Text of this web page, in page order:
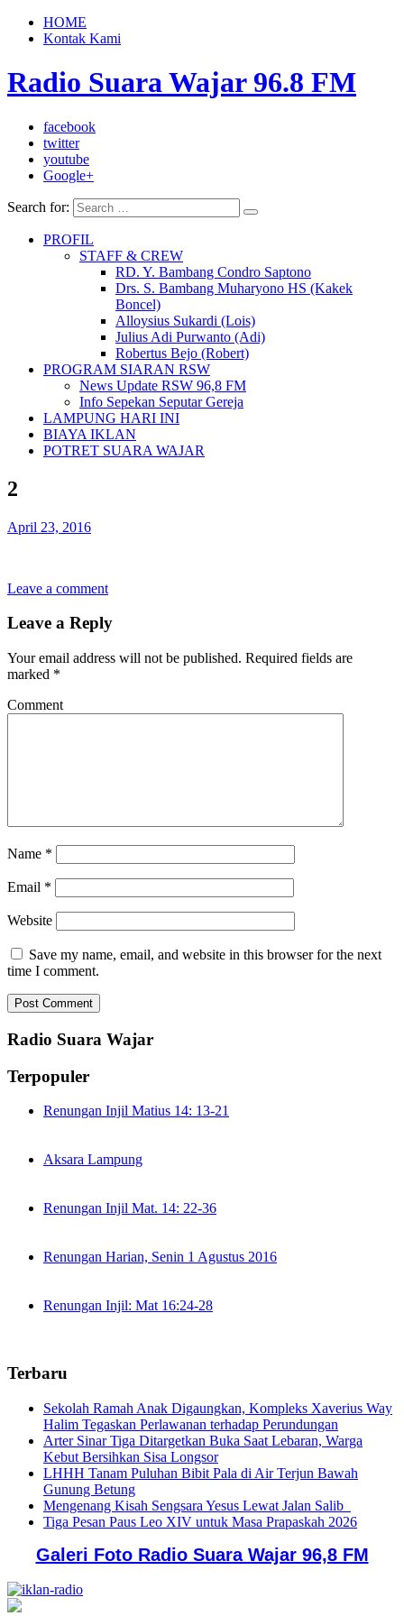
HOME
Kontak Kami
Radio Suara Wajar 96.8 FM
facebook
twitter
youtube
Google+
Search for:
PROFIL
STAFF & CREW
RD. Y. Bambang Condro Saptono
Drs. S. Bambang Muharyono HS (Kakek
Boncel)
Alloysius Sukardi (Lois)
Julius Adi Purwanto (Adi)
Robertus Bejo (Robert)
PROGRAM SIARAN RSW
News Update RSW 96,8 FM
Info Sepekan Seputar Gereja
LAMPUNG HARI INI
BIAYA IKLAN
POTRET SUARA WAJAR
2
April 23, 2016
Leave a comment
Leave a Reply
Your email address will not be published. Required fields are
marked *
Comment
Name *
Email *
Website
Save my name, email, and website in this browser for the next
time I comment.
Radio Suara Wajar
Terpopuler
Renungan Injil Matius 14: 13-21
Aksara Lampung
Renungan Injil Mat. 14: 22-36
Renungan Harian, Senin 1 Agustus 2016
Renungan Injil: Mat 16:24-28
Terbaru
Sekolah Ramah Anak Digaungkan, Kompleks Xaverius Way
Halim Tegaskan Perlawanan terhadap Perundungan
Arter Sinar Tiga Ditargetkan Buka Saat Lebaran, Warga
Kebut Bersihkan Sisa Longsor
LHHH Tanam Puluhan Bibit Pala di Air Terjun Bawah
Gunung Betung
Mengenang Kisah Sengsara Yesus Lewat Jalan Salib
Tiga Pesan Paus Leo XIV untuk Masa Prapaskah 2026
Galeri Foto Radio Suara Wajar 96,8 FM